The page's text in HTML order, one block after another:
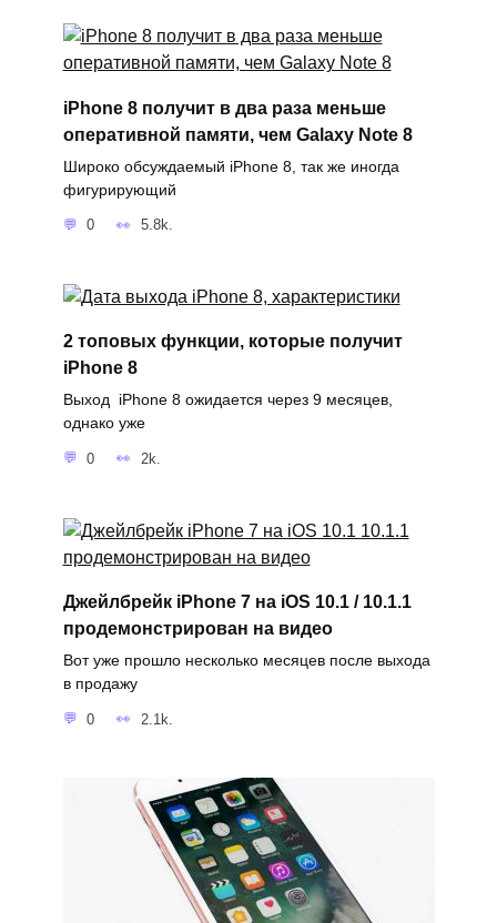
iPhone 8 получит в два раза меньше
оперативной памяти, чем Galaxy Note 8
Широко обсуждаемый iPhone 8, так же иногда
фигурирующий
0 5.8k.
2 топовых функции, которые получит
iPhone 8
Выход iPhone 8 ожидается через 9 месяцев,
однако уже
0 2k.
Джейлбрейк iPhone 7 на iOS 10.1 / 10.1.1
продемонстрирован на видео
Вот уже прошло несколько месяцев после выхода
в продажу
0 2.1k.